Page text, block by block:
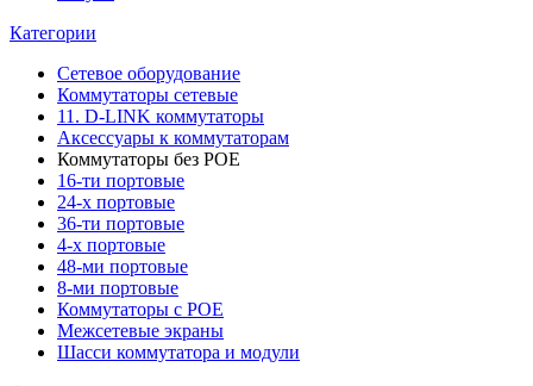
Категории
Сетевое оборудование
Коммутаторы сетевые
11. D-LINK коммутаторы
Аксессуары к коммутаторам
Коммутаторы без POE
16-ти портовые
24-х портовые
36-ти портовые
4-х портовые
48-ми портовые
8-ми портовые
Коммутаторы с POE
Межсетевые экраны
Шасси коммутатора и модули